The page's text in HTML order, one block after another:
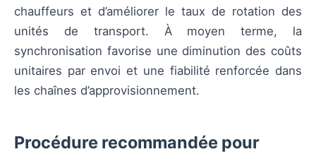
chauffeurs et d’améliorer le taux de rotation des
unités de transport. À moyen terme, la
synchronisation favorise une diminution des coûts
unitaires par envoi et une fiabilité renforcée dans
les chaînes d’approvisionnement.
Procédure recommandée pour